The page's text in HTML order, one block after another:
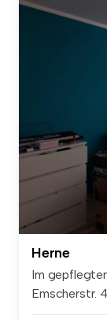
Herne
Im
Emscherstr.